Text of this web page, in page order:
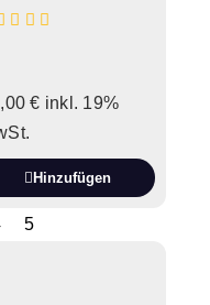
€ inkl. 19%
Hinzufügen
5